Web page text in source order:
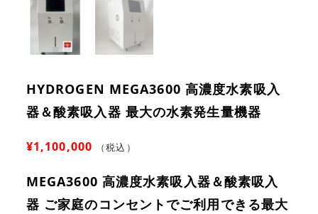
HYDROGEN MEGA3600 高濃度水素吸入
器＆酸素吸入器 最大の水素発生量機器
¥1,100,000 （税込）
MEGA3600 高濃度水素吸入器＆酸素吸入
器 ご家庭のコンセントでご利用できる最大